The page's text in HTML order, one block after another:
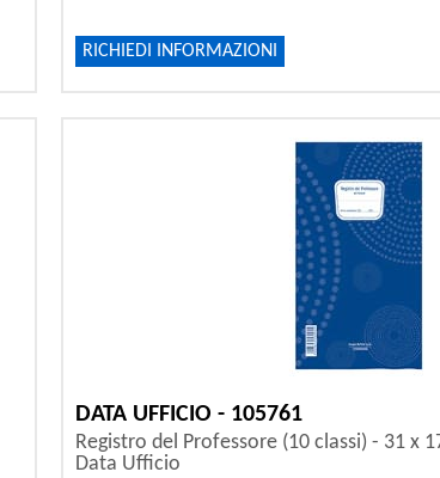
RICHIEDI INFORMAZIONI
DATA UFFICIO - 105761
Registro del Professore (10 classi) - 31 x
Data Ufficio